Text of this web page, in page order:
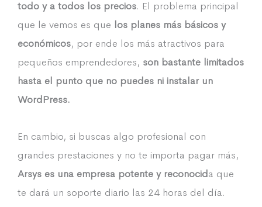
todo y a todos los precios. El problema principal
que le vemos es que los planes más básicos y
económicos, por ende los más atractivos para
pequeños emprendedores, son bastante limitados
hasta el punto que no puedes ni instalar un
WordPress.
En cambio, si buscas algo profesional con
grandes prestaciones y no te importa pagar más,
Arsys es una empresa potente y reconocida que
te dará un soporte diario las 24 horas del día.